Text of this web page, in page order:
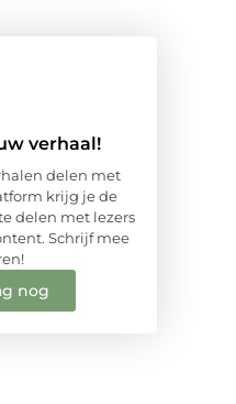
verhaal!
delen met
krijg je de
delen met lezers
Schrijf mee
nog